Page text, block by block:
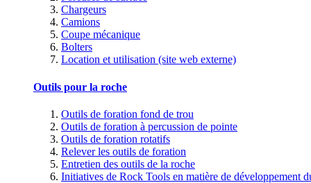
Chargeurs
Camions
Coupe mécanique
Bolters
Location et utilisation (site web externe)
Outils pour la roche
Outils de foration fond de trou
Outils de foration à percussion de pointe
Outils de foration rotatifs
Relever les outils de foration
Entretien des outils de la roche
Initiatives de Rock Tools en matière de développement